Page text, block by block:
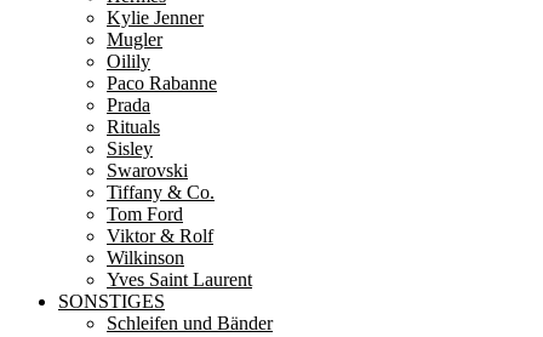
Kylie Jenner
Mugler
Oilily
Paco Rabanne
Prada
Rituals
Sisley
Swarovski
Tiffany & Co.
Tom Ford
Viktor & Rolf
Wilkinson
Yves Saint Laurent
SONSTIGES
Schleifen und Bänder